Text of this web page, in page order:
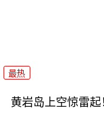
最热
黄岩岛上空惊雷